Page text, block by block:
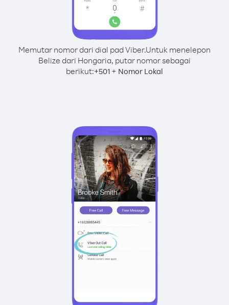
Memutar nomor dari dial pad Viber.Untuk menelepon
Belize dari Hongaria, putar nomor sebagai
berikut:+501 + Nomor Lokal